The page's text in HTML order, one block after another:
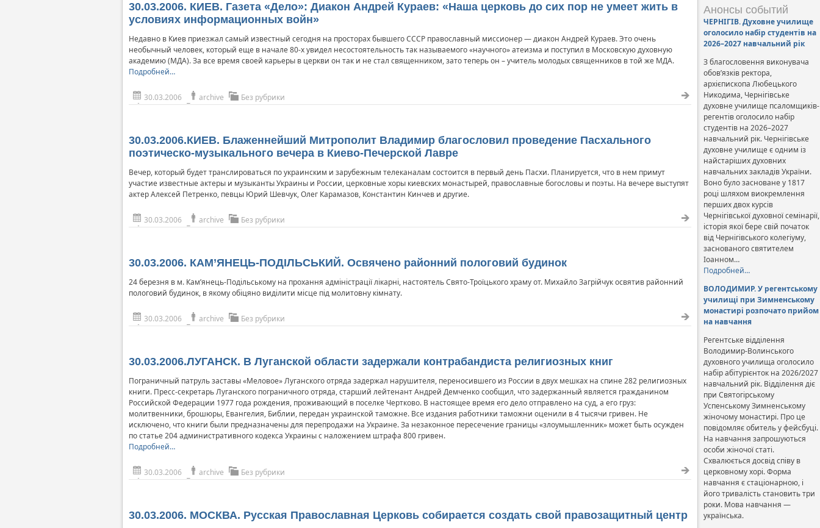
30.03.2006. КИЕВ. Газета «Дело»: Диакон Андрей Кураев: «Наша церковь до сих пор не умеет жить в
условиях информационных войн»
Недавно в Киев приезжал самый известный сегодня на просторах бывшего СССР православный миссионер — диакон Андрей Кураев. Это очень
необычный человек, который еще в начале 80-х увидел несостоятельность так называемого «научного» атеизма и поступил в Московскую духовную
академию (МДА). За все время своей карьеры в церкви он так и не стал священником, зато теперь он – учитель молодых священников в той же МДА.
Подробней…
30.03.2006 archive Без рубрики
30.03.2006.КИЕВ. Блаженнейший Митрополит Владимир благословил проведение Пасхального
поэтическо-музыкального вечера в Киево-Печерской Лавре
Вечер, который будет транслироваться по украинским и зарубежным телеканалам состоится в первый день Пасхи. Планируется, что в нем примут
участие известные актеры и музыканты Украины и России, церковные хоры киевских монастырей, православные богословы и поэты. На вечере выступят
актер Алексей Петренко, певцы Юрий Шевчук, Олег Карамазов, Константин Кинчев и другие.
30.03.2006 archive Без рубрики
30.03.2006. КАМ’ЯНЕЦЬ-ПОДІЛЬСЬКИЙ. Освячено районний пологовий будинок
24 березня в м. Кам’янець-Подільському на прохання адміністрації лікарні, настоятель Свято-Троїцького храму от. Михайло Загрійчук освятив районний
пологовий будинок, в якому обіцяно виділити місце під молитовну кімнату.
30.03.2006 archive Без рубрики
30.03.2006.ЛУГАНСК. В Луганской области задержали контрабандиста религиозных книг
Пограничный патруль заставы «Меловое» Луганского отряда задержал нарушителя, переносившего из России в двух мешках на спине 282 религиозных
книги. Пресс-секретарь Луганского пограничного отряда, старший лейтенант Андрей Демченко сообщил, что задержанный является гражданином
Российской Федерации 1977 года рождения, проживающий в поселке Чертково. В настоящее время его дело отправлено на суд, а его груз:
молитвенники, брошюры, Евангелия, Библии, передан украинской таможне. Все издания работники таможни оценили в 4 тысячи гривен. Не
исключено, что книги были предназначены для перепродажи на Украине. За незаконное пересечение границы «злоумышленник» может быть осужден
по статье 204 административного кодекса Украины с наложением штрафа 800 гривен.
Подробней…
30.03.2006 archive Без рубрики
30.03.2006. МОСКВА. Русская Православная Церковь собирается создать свой правозащитный центр
Анонсы событий
ЧЕРНІГІВ. Духовне училище
оголосило набір студентів на
2026–2027 навчальний рік
З благословення виконувача
обов’язків ректора,
архієпископа Любецького
Никодима, Чернігівське
духовне училище псаломщиків-
регентів оголосило набір
студентів на 2026–2027
навчальний рік. Чернігівське
духовне училище є одним із
найстаріших духовних
навчальних закладів України.
Воно було засноване у 1817
році шляхом виокремлення
перших двох курсів
Чернігівської духовної семінарії,
історія якої бере свій початок
від Чернігівського колегіуму,
заснованого святителем
Іоанном…
Подробней…
ВОЛОДИМИР. У регентському
училищі при Зимненському
монастирі розпочато прийом
на навчання
Регентське відділення
Володимир-Волинського
духовного училища оголосило
набір абітурієнток на 2026/2027
навчальний рік. Відділення діє
при Святогірському
Успенському Зимненському
жіночому монастирі. Про це
повідомляє обитель у фейсбуці.
На навчання запрошуються
особи жіночої статі.
Схвалюється досвід співу в
церковному хорі. Форма
навчання є стаціонарною, і
його тривалість становить три
роки. Мова навчання —
українська.